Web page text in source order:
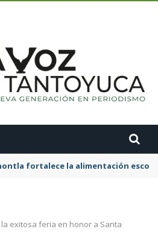
resulta lesionado tras chocar
exitosa feria en honor a Santa